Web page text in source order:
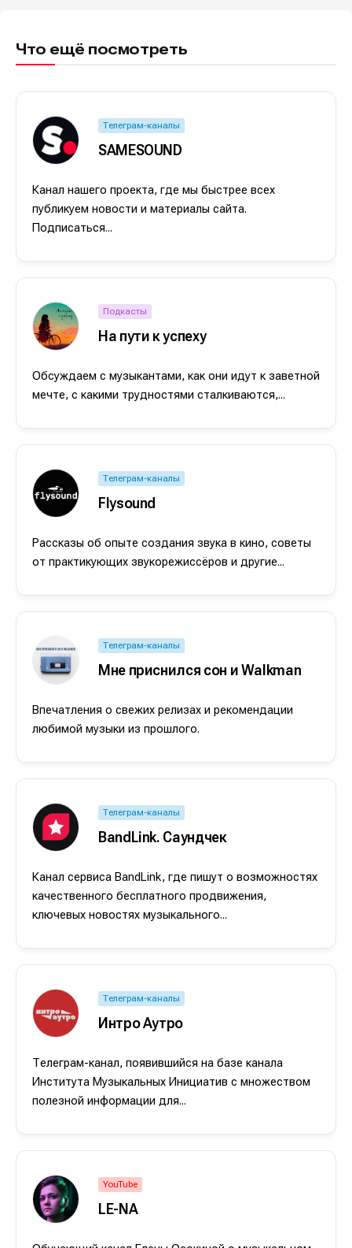
Продакшн
Инструменты
Продакшн
Инструменты
Что ещё посмотреть
Телеграм-каналы
SAMESOUND
Канал нашего проекта, где мы быстрее всех
публикуем новости и материалы сайта.
Подписаться...
Подкасты
На пути к успеху
Обсуждаем с музыкантами, как они идут к заветной
мечте, с какими трудностями сталкиваются,...
Телеграм-каналы
Flysound
Рассказы об опыте создания звука в кино, советы
от практикующих звукорежиссёров и другие...
Телеграм-каналы
Мне приснился сон и Walkman
Впечатления о свежих релизах и рекомендации
любимой музыки из прошлого.
Телеграм-каналы
BandLink. Саундчек
Канал сервиса BandLink, где пишут о возможностях
качественного бесплатного продвижения,
ключевых новостях музыкального...
Телеграм-каналы
Интро Аутро
Телеграм-канал, появившийся на базе канала
Института Музыкальных Инициатив с множеством
полезной информации для...
YouTube
LE-NA